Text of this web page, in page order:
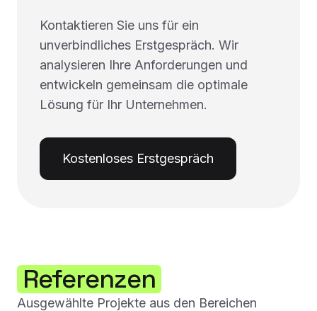
Kontaktieren Sie uns für ein
unverbindliches Erstgespräch. Wir
analysieren Ihre Anforderungen und
entwickeln gemeinsam die optimale
Lösung für Ihr Unternehmen.
Kostenloses Erstgespräch
Referenzen
Ausgewählte Projekte aus den Bereichen